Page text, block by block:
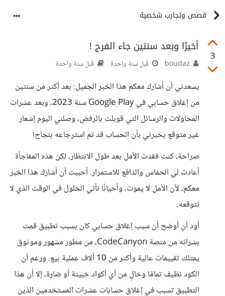
قصص وتجارب شخصية
3
أخيرًا وبعد سنتين جاء الفرج !
قبل سنة واحدة قبل سنة واحدة
يسعدني أن أشارك معكم هذا الخبر الجميل: بعد أكثر من سنتين
من إغلاق حسابي في Google Play سنة 2023، وبعد عشرات
المحاولات والرسائل التي قوبلت بالرفض، وصلني اليوم إشعار
غير متوقع يخبرني بأن الحساب قد تم استرجاعه بنجاح!
صراحة، كنت فقدت الأمل بعد طول الانتظار، لكن هذه المفاجأة
أعادت لي الحماس والدافع للاستمرار. أحببت أن أشارك هذا الخبر
معكم، لأن الأمل لا يموت، وأحيانًا تأتي الحلول في الوقت الذي لا
نتوقعه.
أود أن أوضح أن سبب إغلاق حسابي كان بسبب تطبيق قمت
بشرائه من منصة CodeCanyon، من مطور مشهور وموثوق
يمتلك تقييمات عالية وأكثر من 10 آلاف عملية بيع. ورغم أن
الكود نظيف تمامًا وخالٍ من أي أكواد خبيثة أو ضارة، إلا أن هذا
التطبيق تسبب في إغلاق حسابات عشرات المستخدمين الذين